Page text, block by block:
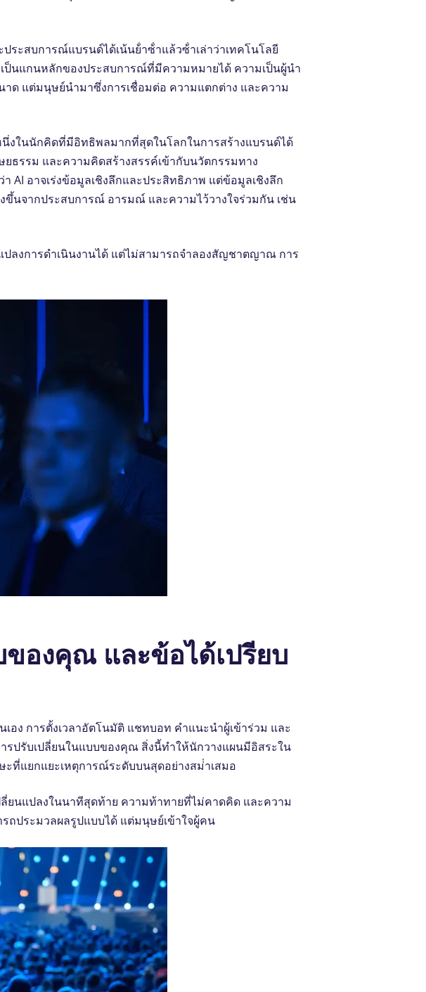
ะสบการณ์แบรนด์ได้เน้นย้ําซ้ําแล้วซ้ําเล่าว่าเทคโนโลยี
ป็นแกนหลักของประสบการณ์ที่มีความหมายได้ ความเป็นผู้นํา
ด แต่มนุษย์นํามาซึ่งการเชื่อมต่อ ความแตกต่าง และความ
นึ่งในนักคิดที่มีอิทธิพลมากที่สุดในโลกในการสร้างแบรนด์ได้
ธรรม และความคิดสร้างสรรค์เข้ากับนวัตกรรมทาง
AI อาจเร่งข้อมูลเชิงลึกและประสิทธิภาพ แต่ข้อมูลเชิงลึก
ขึ้นจากประสบการณ์ อารมณ์ และความไว้วางใจร่วมกัน เช่น
ลงการดําเนินงานได้ แต่ไม่สามารถจําลองสัญชาตญาณ การ
องคุณ และข้อได้เปรียบ
อง การตั้งเวลาอัตโนมัติ แชทบอท คําแนะนําผู้เข้าร่วม และ
รปรับเปลี่ยนในแบบของคุณ สิ่งนี้ทําให้นักวางแผนมีอิสระใน
ที่แยกแยะเหตุการณ์ระดับบนสุดอย่างสม่ําเสมอ
ยนแปลงในนาทีสุดท้าย ความท้าทายที่ไม่คาดคิด และความ
ถประมวลผลรูปแบบได้ แต่มนุษย์เข้าใจผู้คน